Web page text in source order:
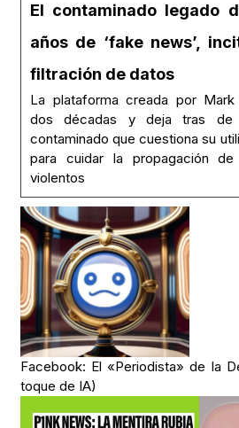
El contaminado legado
años de ‘fake news’,
filtración de datos
La plataforma creada por
dos décadas y deja tras
contaminado que cuestiona su
para cuidar la propagación
violentos
Facebook: El «Periodista» de la
toque de IA)